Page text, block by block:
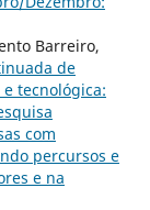
Barreiro,
de
tecnológica:
com
percursos e
e na